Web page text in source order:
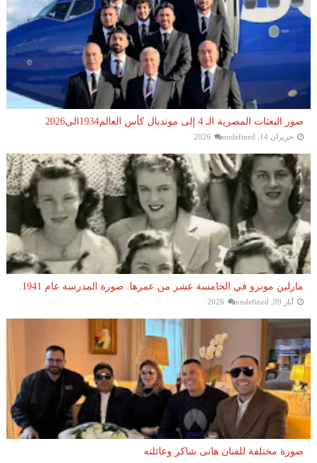
صور البعثات المصرية الـ 4 إلى مونديال كأس العالم1934الى2026
حزيران 14, 2026 undefined
مارلين مونرو في الخامسة عشر من عمرها. صورة المدرسة عام 1941.
أيار 09, 2026 undefined
صورة مختلفة للفنان هانى شاكر وعائلته